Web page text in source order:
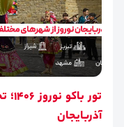
آذربایجان